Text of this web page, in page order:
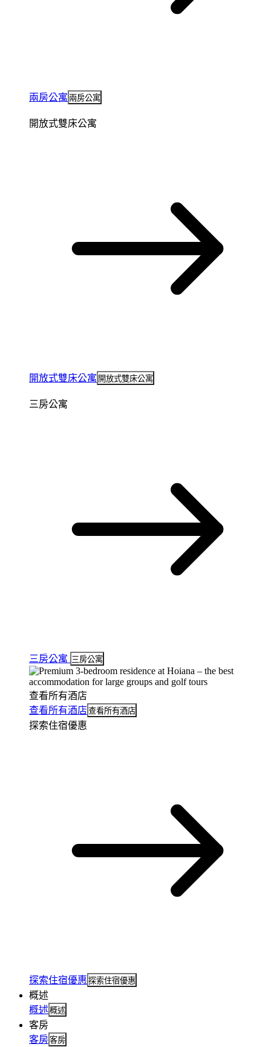
兩房公寓 兩房公寓
開放式雙床公寓
開放式雙床公寓 開放式雙床公寓
三房公寓
三房公寓 三房公寓
查看所有酒店
查看所有酒店查看所有酒店
探索住宿優惠
探索住宿優惠 探索住宿優惠
概述
概述概述
客房
客房客房